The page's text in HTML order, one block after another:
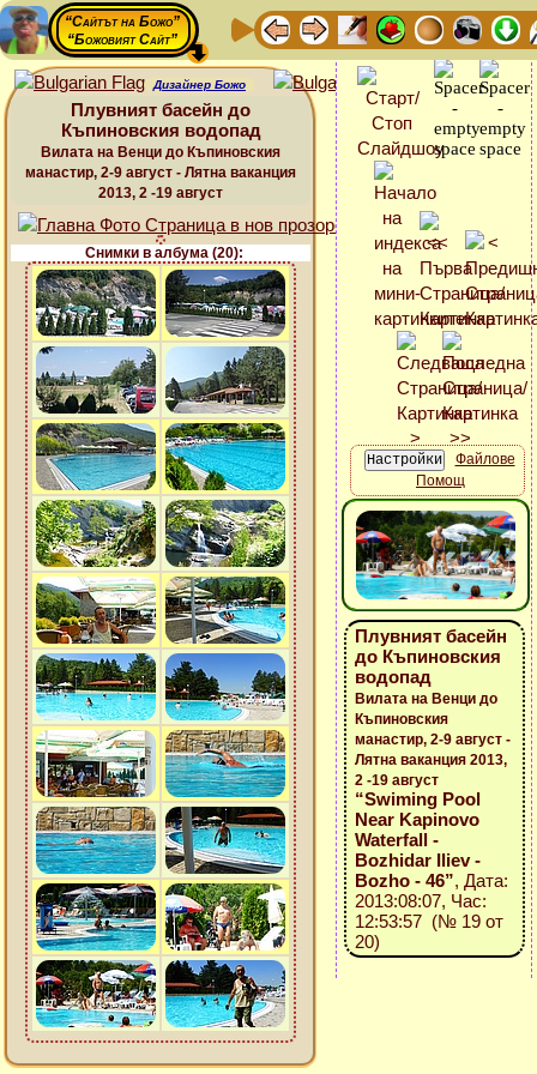
“Сайтът на Божо”
“Божовият Сайт”
Дизайнер Божо
Плувният басейн до
Къпиновския водопад
Вилата на Венци до Къпиновския
манастир, 2-9 август - Лятна ваканция
2013, 2 -19 август
Снимки в албума (20):
Файлове
Помощ
Плувният басейн
до Къпиновския
водопад
Вилата на Венци до
Къпиновския
манастир, 2-9 август -
Лятна ваканция 2013,
2 -19 август
“Swiming Pool
Near Kapinovo
Waterfall -
Bozhidar Iliev -
Bozho - 46”, Дата:
2013:08:07, Час:
12:53:57 (№ 19 от
20)